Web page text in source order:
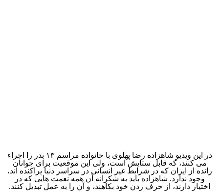
در این ویدیو شاهزاده رضا پهلوی با خانواده مراسم ۱۳ بدر را اجراء
می کنند، که قابل ستایش است، ولی این موقعیت برای جوانان
رانده از ایران که در شرایط غیر انسانی در سراسر دنیا پراکنده اند،
وجود ندارد. شاهزاده باید به شکرانه آن همه نعمت هایی که در
اختیار دارند، از حرف زدن خود بکاهند، و آن را به عمل تبدیل کنند.